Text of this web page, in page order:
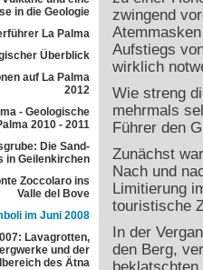
in die Geologie
La Palma
Überblick
auf La Palma
2012
- Geologische
2010 - 2011
Die Sand-
in Geilenkirchen
Zoccolaro ins
Valle del Bove
im Juni 2008
Lavagrotten,
und der
des Ätna
zwingend
Aufstiegs
wirklich
Wie streng
mehrmals
Führer den
Zunächst
Nach und
Limitierung
touristische
In der
den Berg,